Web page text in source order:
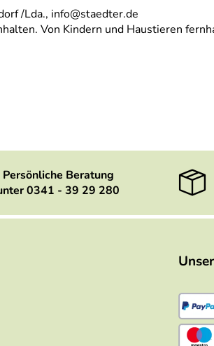
/Lda., info@staedter.de
Von Kindern und Haustieren
Persönliche Beratung
0341 - 39 29 280